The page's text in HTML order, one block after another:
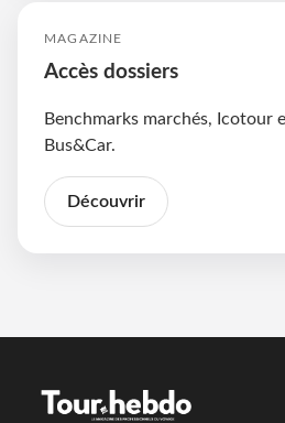
MAGAZINE
Accès dossiers
Benchmarks marchés, Icotour
Bus&Car.
Découvrir